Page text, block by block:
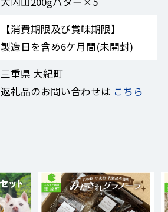
【消費期限及び賞味期限】
製造日を含め6ケ月間(未開封)
三重県 大紀町
返礼品のお問い合わせは こちら